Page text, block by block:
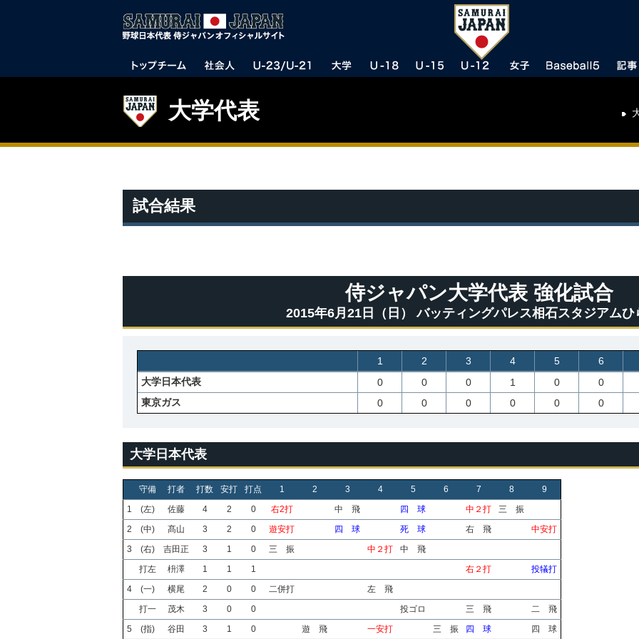
大学代表
試合結果
侍ジャパン大学代表 強化試合
2015年6月21日（日） バッティングパレス相石スタジアムひ
1 2 3 4 5 6
大学日本代表
0 0 0 1 0 0
東京ガス
0 0 0 0 0 0
大学日本代表
守備 打者 打数 安打 打点 1 2 3 4 5 6 7 8
9
1
(左) 佐藤 4 2 0 右2打 中 飛 四 球 中２打
三 振
2
(中) 髙山 3 2 0 遊安打 四 球 死 球 右 飛
中安打
3
(右) 吉田正 3 1 0 三 振 中２打
中 飛
打左
枡澤 1 1 1 右２打
投犠打
4
(一) 横尾 2 0 0 二併打
左 飛
打一
茂木 3 0 0 投ゴロ 三 飛
二 飛
5
(指) 谷田 3 1 0 遊 飛 一安打 三 振 四 球
四 球